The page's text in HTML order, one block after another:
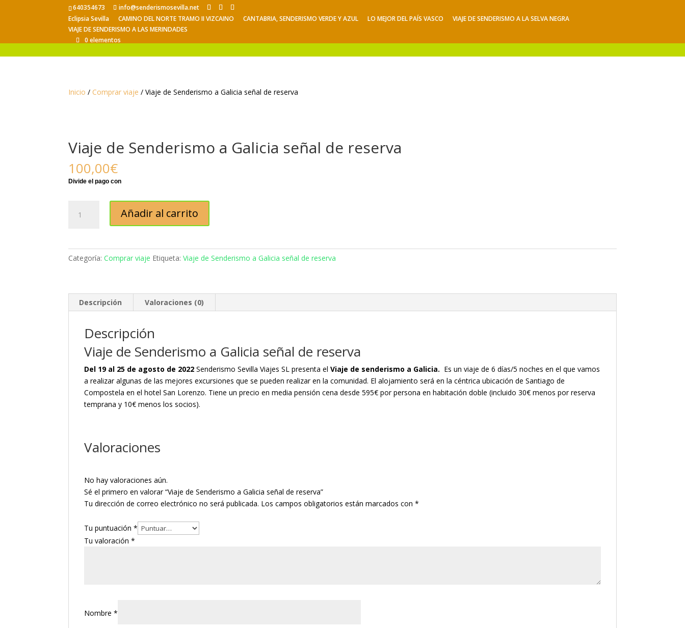
640354673
info@senderismosevilla.net
Eclipsia Sevilla
CAMINO DEL NORTE TRAMO II VIZCAINO CANTABRIA, SENDERISMO VERDE Y AZUL LO MEJOR DEL PAÍS VASCO
VIAJE DE SENDERISMO A LA SELVA NEGRA
VIAJE DE SENDERISMO A LAS MERINDADES
0 elementos
Inicio / Comprar viaje / Viaje de Senderismo a Galicia señal de reserva
Viaje de Senderismo a Galicia señal de reserva
100,00€
señal
cantidad
Añadir al carrito
Categoría:Comprar viaje Etiqueta:Viaje de Senderismo a Galicia señal de reserva
Descripción Valoraciones (0)
Descripción
Viaje de Senderismo a Galicia señal de reserva
Del 19 al 25 de agosto de 2022Senderismo Sevilla Viajes SL presenta elViaje de senderismo a Galicia. Es un viaje de 6 días/5 noches en el que vamos
a realizar algunas de las mejores excursiones que se pueden realizar en la comunidad. El alojamiento será en la céntrica ubicación de Santiago de
Compostela en el hotel San Lorenzo. Tiene un precio en media pensión cena desde 595€ por persona en habitación doble (incluido 30€ menos por reserva
temprana y 10€ menos los socios).
Valoraciones
No hay valoraciones aún.
Sé el primero en valorar “Viaje de Senderismo a Galicia señal de reserva”
Tu dirección de correo electrónico no será publicada. Los campos obligatorios están marcados con*
Tu puntuación*
Tu valoración*
Nombre*